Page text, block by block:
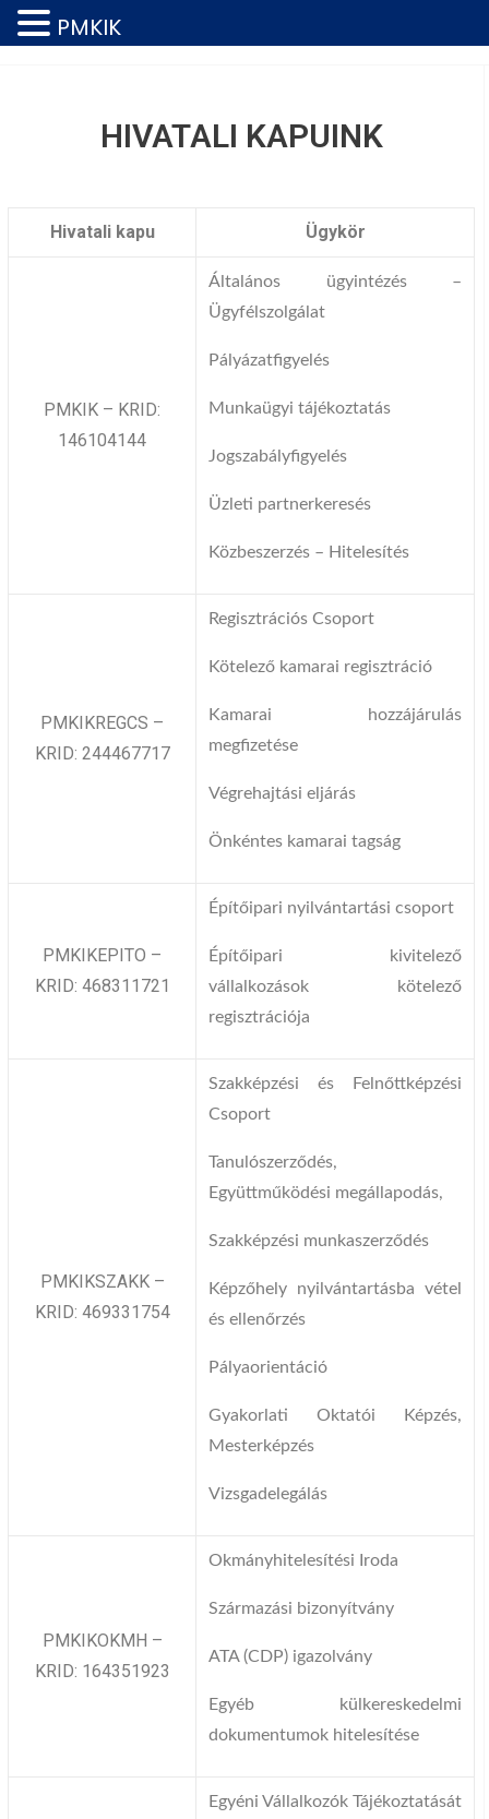
HIVATALI KAPUINK
Hivatali kapu Ügykör
PMKIK – KRID:
146104144
Általános ügyintézés –
Ügyfélszolgálat
Pályázatfigyelés
Munkaügyi tájékoztatás
Jogszabályfigyelés
Üzleti partnerkeresés
Közbeszerzés – Hitelesítés
PMKIKREGCS –
KRID: 244467717
Regisztrációs Csoport
Kötelező kamarai regisztráció
Kamarai hozzájárulás
megfizetése
Végrehajtási eljárás
Önkéntes kamarai tagság
PMKIKEPITO –
KRID: 468311721
Építőipari nyilvántartási csoport
Építőipari kivitelező
vállalkozások kötelező
regisztrációja
PMKIKSZAKK –
KRID: 469331754
Szakképzési és Felnőttképzési
Csoport
Tanulószerződés,
Együttműködési megállapodás,
Szakképzési munkaszerződés
Képzőhely nyilvántartásba vétel
és ellenőrzés
Pályaorientáció
Gyakorlati Oktatói Képzés,
Mesterképzés
Vizsgadelegálás
PMKIKOKMH –
KRID: 164351923
Okmányhitelesítési Iroda
Származási bizonyítvány
ATA (CDP) igazolvány
Egyéb külkereskedelmi
dokumentumok hitelesítése
Egyéni Vállalkozók Tájékoztatását
PMKIK